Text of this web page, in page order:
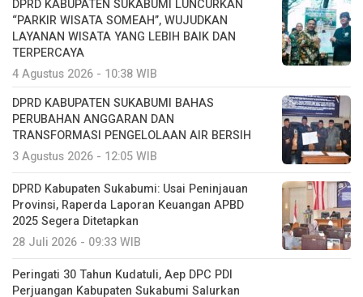
DPRD KABUPATEN SUKABUMI LUNCURKAN
“PARKIR WISATA SOMEAH”, WUJUDKAN
LAYANAN WISATA YANG LEBIH BAIK DAN
TERPERCAYA
4 Agustus 2026 - 10:38 WIB
DPRD KABUPATEN SUKABUMI BAHAS
PERUBAHAN ANGGARAN DAN
TRANSFORMASI PENGELOLAAN AIR BERSIH
3 Agustus 2026 - 12:05 WIB
DPRD Kabupaten Sukabumi: Usai Peninjauan
Provinsi, Raperda Laporan Keuangan APBD
2025 Segera Ditetapkan
28 Juli 2026 - 09:33 WIB
Peringati 30 Tahun Kudatuli, Aep DPC PDI
Perjuangan Kabupaten Sukabumi Salurkan